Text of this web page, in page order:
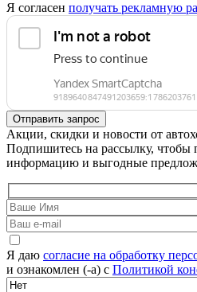
Я согласен получать рекламную
Акции, скидки и новости от
Подпишитесь на рассылку, чтобы
информацию и выгодные
Я даю согласие на обработку
и ознакомлен (-а) с Политикой